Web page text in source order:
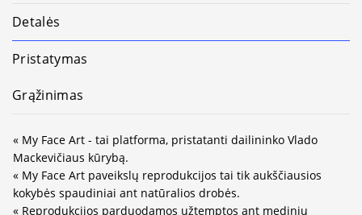
Detalės
Pristatymas
Grąžinimas
« My Face Art - tai platforma, pristatanti dailininko Vlado
Mackevičiaus kūrybą.
« My Face Art paveikslų reprodukcijos tai tik aukščiausios
kokybės spaudiniai ant natūralios drobės.
« Reprodukcijos parduodamos užtemptos ant medinių